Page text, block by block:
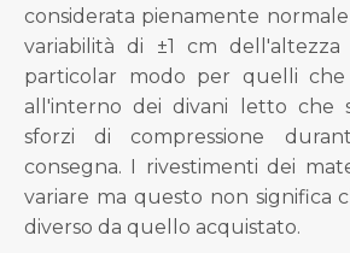
considerata pienamente
variabilità di ±1 cm dell'altezza
particolar modo per quelli che
all'interno dei divani letto che
sforzi di compressione
consegna. I rivestimenti dei
variare ma questo non significa
diverso da quello acquistato.